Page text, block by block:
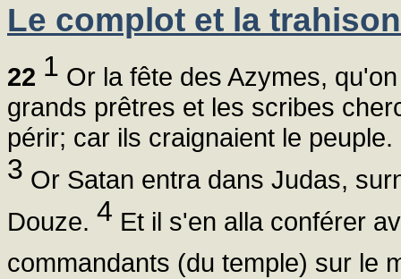
Le complot et la
22 1 Or la fête des Azymes,
grands prêtres et les scribes
périr; car ils craignaient le peuple.
3 Or Satan entra dans Judas,
Douze. 4 Et il s'en alla conférer
commandants (du temple) sur le